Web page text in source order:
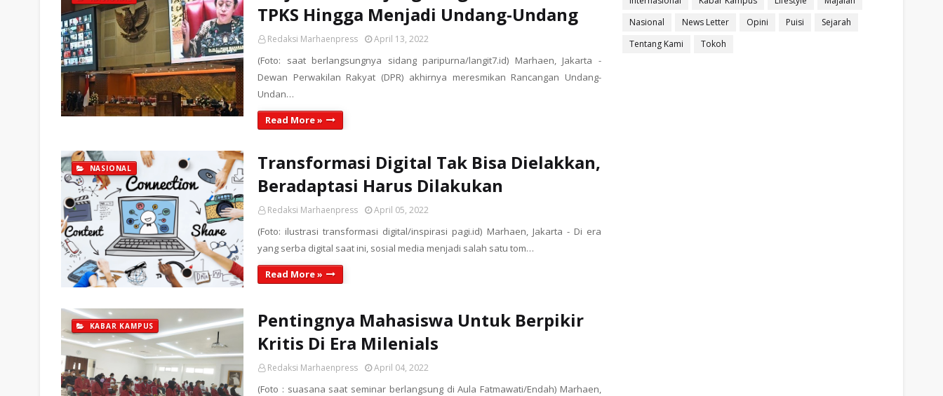
TPKS Hingga Menjadi Undang-Undang
Redaksi Marhaenpress April 13, 2022
(Foto: saat berlangsungnya sidang paripurna/langit7.id) Marhaen, Jakarta -
Dewan Perwakilan Rakyat (DPR) akhirnya meresmikan Rancangan Undang-
Undan…
Read More »
NASIONAL
Transformasi Digital Tak Bisa Dielakkan,
Beradaptasi Harus Dilakukan
Redaksi Marhaenpress April 05, 2022
(Foto: ilustrasi transformasi digital/inspirasi pagi.id) Marhaen, Jakarta - Di era
yang serba digital saat ini, sosial media menjadi salah satu tom…
Read More »
KABAR KAMPUS
Pentingnya Mahasiswa Untuk Berpikir
Kritis Di Era Milenials
Redaksi Marhaenpress April 04, 2022
(Foto : suasana saat seminar berlangsung di Aula Fatmawati/Endah) Marhaen,
Nasional
News Letter Opini Puisi
Sejarah
Tentang Kami
Tokoh